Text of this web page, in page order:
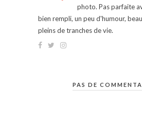
photo. Pas parfaite
bien rempli, un peu d'humour,
pleins de tranches de vie.
PAS DE